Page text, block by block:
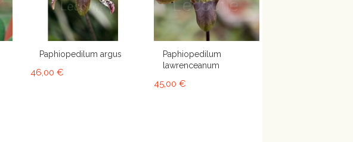
Paphiopedilum argus
46,00 €
Paphiopedilum
lawrenceanum
45,00 €